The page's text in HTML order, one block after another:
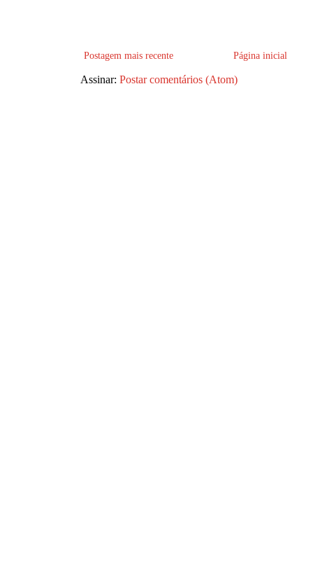
Postagem mais recente Página inicial
Assinar: Postar comentários (Atom)